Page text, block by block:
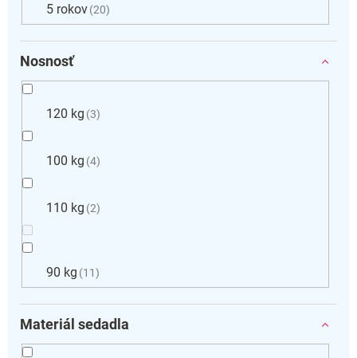
5 rokov 20
Nosnosť
120 kg 3
100 kg 4
110 kg 2
90 kg 11
Materiál sedadla